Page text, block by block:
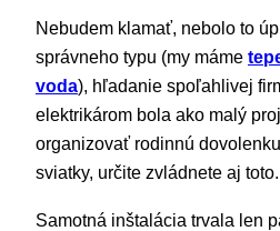
Nebudem klamať, nebolo to
správneho typu (my máme
voda), hľadanie spoľahlivej
elektrikárom bola ako malý
organizovať rodinnú
sviatky, určite zvládnete aj toto.
Samotná inštalácia trvala len